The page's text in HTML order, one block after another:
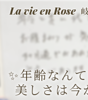
✨年齢なん
美しさは今